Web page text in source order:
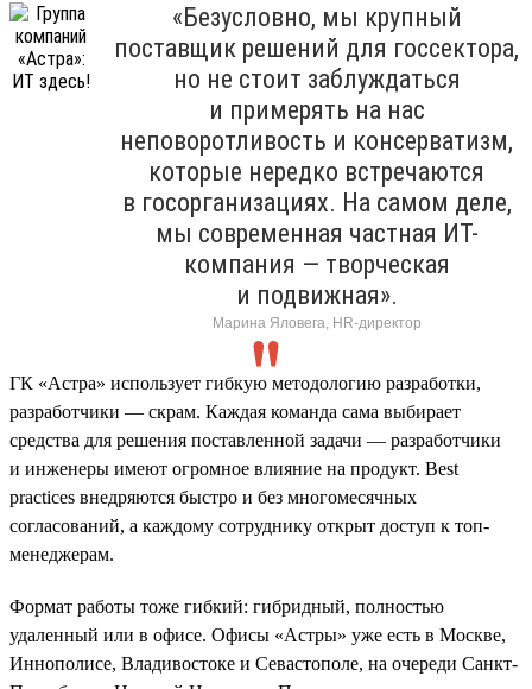
«Безусловно, мы крупный
поставщик решений для госсектора,
но не стоит заблуждаться
и примерять на нас
неповоротливость и консерватизм,
которые нередко встречаются
в госорганизациях. На самом деле,
мы современная частная ИТ-
компания — творческая
и подвижная».
Марина Яловега, HR-директор
ГК «Астра» использует гибкую методологию разработки,
разработчики — скрам. Каждая команда сама выбирает
средства для решения поставленной задачи — разработчики
и инженеры имеют огромное влияние на продукт. Best
practices внедряются быстро и без многомесячных
согласований, а каждому сотруднику открыт доступ к топ-
менеджерам.
Формат работы тоже гибкий: гибридный, полностью
удаленный или в офисе. Офисы «Астры» уже есть в Москве,
Иннополисе, Владивостоке и Севастополе, на очереди Санкт-